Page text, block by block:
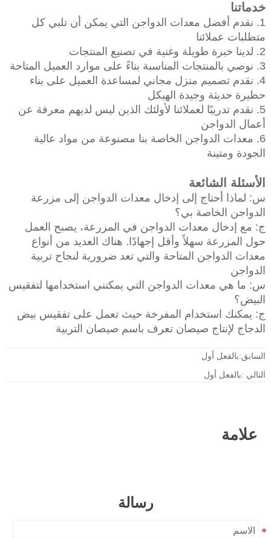
خدماتنا
1. نقدم أفضل معدات الدواجن التي يمكن أن تلبي كل
متطلبات عملائنا
2. لدينا خبرة طويلة وغنية في تصنيع المنتجات
3. نوصي بالمنتجات المناسبة بناءً على موارد العميل المتاحة
4. نقدم تصميم منزل مجاني لمساعدة العميل على بناء
حظيرة حديثة وجيدة الهيكل
5. نقدم تدريبًا لعملائنا لأولئك الذين ليس لديهم معرفة عن
أعمال الدواجن
6. معدات الدواجن الخاصة بنا مصنوعة من مواد عالية
الجودة ومتينة
الأسئلة الشائعة
س: لماذا أحتاج إلى إدخال معدات الدواجن إلى مزرعة
الدواجن الخاصة بي؟
ج: مع إدخال معدات الدواجن في المزرعة، يصبح العمل
حول المزرعة سهلاً وأقل إجهادًا. هناك العديد من أنواع
معدات الدواجن المتاحة والتي تعد ضرورية لنجاح تربية
الدواجن
س: ما هي معدات الدواجن التي يمكنني استخدامها لتفقيس
البيض؟
ج: يمكنك استخدام المفرخة حيث تعمل على تفقيس بيض
الدجاج لإنتاج صيصان تعرف باسم صيصان التربية
السابق:بالفعل أول
التالي :بالفعل أول
علامة
رسالة